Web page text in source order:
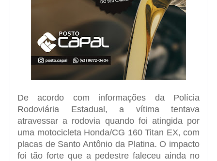
De acordo com informações da Polícia
Rodoviária Estadual, a vítima tentava
atravessar a rodovia quando foi atingida por
uma motocicleta Honda/CG 160 Titan EX, com
placas de Santo Antônio da Platina. O impacto
foi tão forte que a pedestre faleceu ainda no